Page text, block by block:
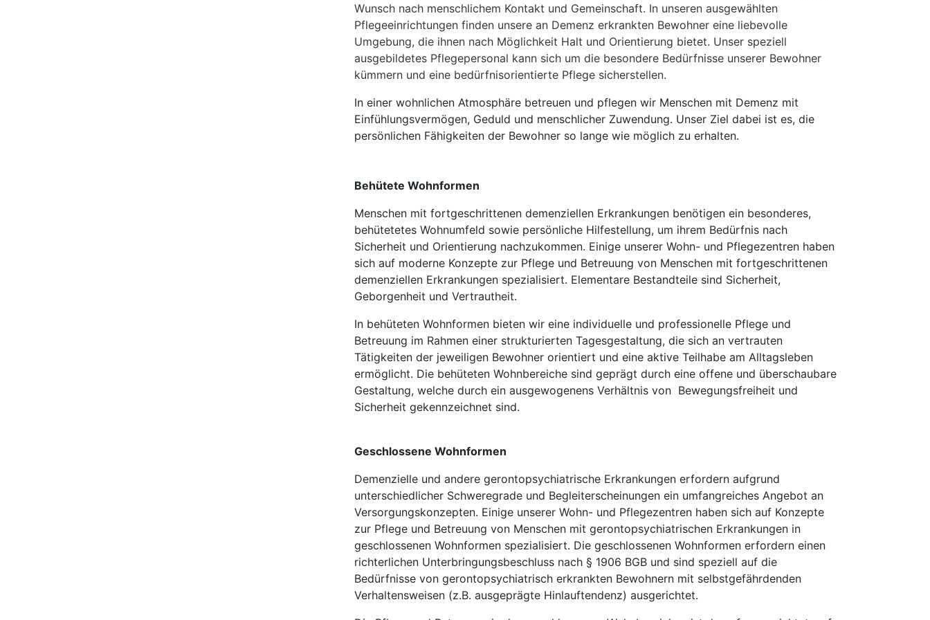
Wunsch nach menschlichem Kontakt und Gemeinschaft. In unseren ausgewählten
Pflegeeinrichtungen finden unsere an Demenz erkrankten Bewohner eine liebevolle
Umgebung, die ihnen nach Möglichkeit Halt und Orientierung bietet. Unser speziell
ausgebildetes Pflegepersonal kann sich um die besondere Bedürfnisse unserer Bewohner
kümmern und eine bedürfnisorientierte Pflege sicherstellen.
In einer wohnlichen Atmosphäre betreuen und pflegen wir Menschen mit Demenz mit
Einfühlungsvermögen, Geduld und menschlicher Zuwendung. Unser Ziel dabei ist es, die
persönlichen Fähigkeiten der Bewohner so lange wie möglich zu erhalten.
Behütete Wohnformen
Menschen mit fortgeschrittenen demenziellen Erkrankungen benötigen ein besonderes,
behütetetes Wohnumfeld sowie persönliche Hilfestellung, um ihrem Bedürfnis nach
Sicherheit und Orientierung nachzukommen. Einige unserer Wohn- und Pflegezentren haben
sich auf moderne Konzepte zur Pflege und Betreuung von Menschen mit fortgeschrittenen
demenziellen Erkrankungen spezialisiert. Elementare Bestandteile sind Sicherheit,
Geborgenheit und Vertrautheit.
In behüteten Wohnformen bieten wir eine individuelle und professionelle Pflege und
Betreuung im Rahmen einer strukturierten Tagesgestaltung, die sich an vertrauten
Tätigkeiten der jeweiligen Bewohner orientiert und eine aktive Teilhabe am Alltagsleben
ermöglicht. Die behüteten Wohnbereiche sind geprägt durch eine offene und überschaubare
Gestaltung, welche durch ein ausgewogenens Verhältnis von Bewegungsfreiheit und
Sicherheit gekennzeichnet sind.
Geschlossene Wohnformen
Demenzielle und andere gerontopsychiatrische Erkrankungen erfordern aufgrund
unterschiedlicher Schweregrade und Begleiterscheinungen ein umfangreiches Angebot an
Versorgungskonzepten. Einige unserer Wohn- und Pflegezentren haben sich auf Konzepte
zur Pflege und Betreuung von Menschen mit gerontopsychiatrischen Erkrankungen in
geschlossenen Wohnformen spezialisiert. Die geschlossenen Wohnformen erfordern einen
richterlichen Unterbringungsbeschluss nach § 1906 BGB und sind speziell auf die
Bedürfnisse von gerontopsychiatrisch erkrankten Bewohnern mit selbstgefährdenden
Verhaltensweisen (z.B. ausgeprägte Hinlauftendenz) ausgerichtet.